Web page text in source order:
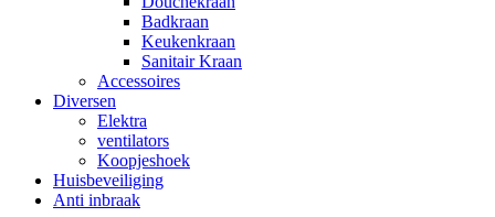
Badkraan
Keukenkraan
Sanitair Kraan
Accessoires
Diversen
Elektra
ventilators
Koopjeshoek
Huisbeveiliging
Anti inbraak